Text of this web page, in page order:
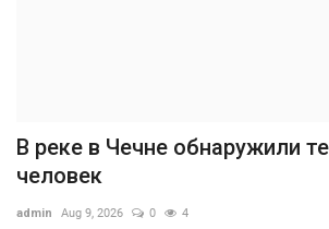
В реке в Чечне обнаружили
человек
admin Aug 9, 2026 0 4